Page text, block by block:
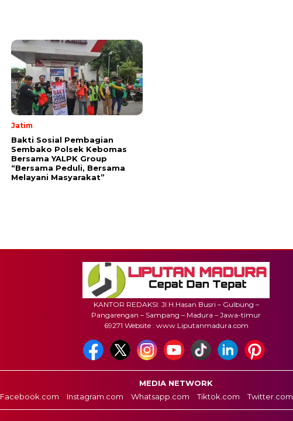
Jatim
Bakti Sosial Pembagian
Sembako Polsek Kebomas
Bersama YALPK Group
“Bersama Peduli, Bersama
Melayani Masyarakat”
KANTOR REDAKSI: Jl H.Hasan Busri – Gulbung –
Pangarengan – Sampang – Madura – Jawa-timur
69271 Website : www.Liputanmadura.com
MEDIA NETWORK
Facebook.com
Instagram.com Whatsapp.com Tiktok.com Twitter.com